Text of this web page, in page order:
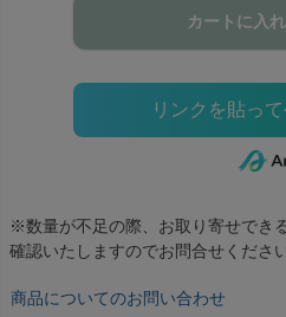
カートに入
※数量が不足の際、お取り寄せでき
確認いたしますのでお問合せください
商品についてのお問い合わせ